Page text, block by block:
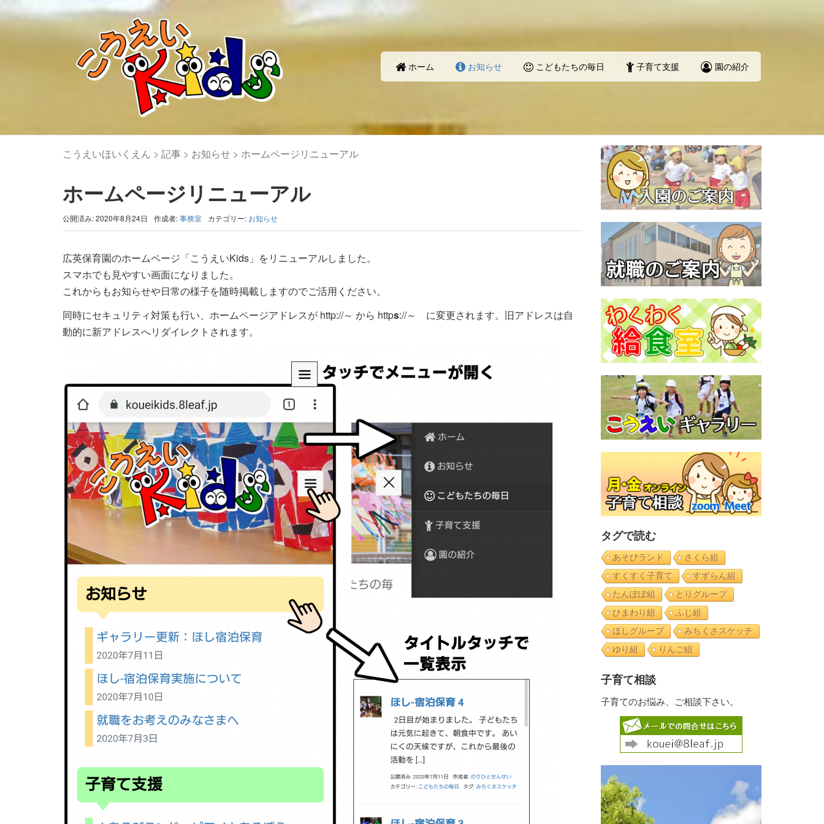
ホーム お知らせ こどもたちの毎日 子育て支援 園の紹介
こうえいほいくえん > 記事 > お知らせ > ホームページリニューアル
ホームページリニューアル
公開済み: 2020年8月24日 作成者:事務室 カテゴリー: お知らせ
広英保育園のホームページ「こうえいKids」をリニューアルしました。
スマホでも見やすい画面になりました。
これからもお知らせや日常の様子を随時掲載しますのでご活用ください。
同時にセキュリティ対策も行い、ホームページアドレスが http://～ から https://～ に変更されます。旧アドレスは自
動的に新アドレスへリダイレクトされます。
タグで読む
あそびランド
さくら組
すくすく子育て
すずらん組
たんぽぽ組
とりグループ
ひまわり組
ふじ組
ほしグループ
みちくさスケッチ
ゆり組
りんご組
子育て相談
子育てのお悩み、ご相談下さい。